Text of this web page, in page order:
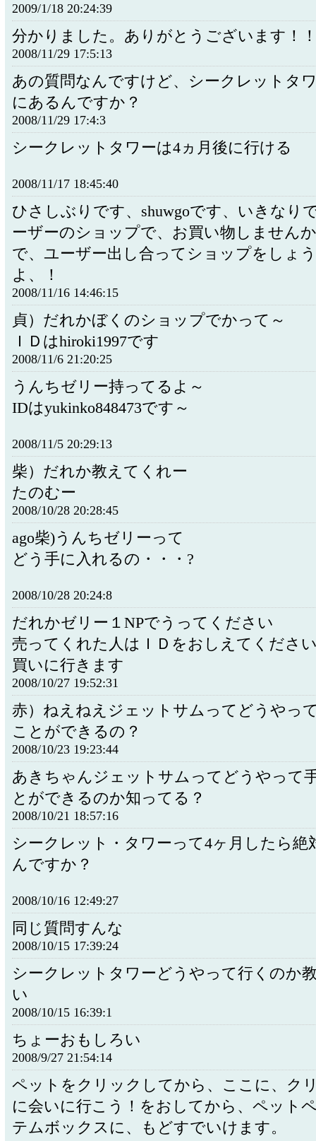
2009/1/18 20:24:39
分かりました。ありがとうございます！
2008/11/29 17:5:13
あの質問なんですけど、シークレットタ
にあるんですか？
2008/11/29 17:4:3
シークレットタワーは4ヵ月後に行ける
2008/11/17 18:45:40
ひさしぶりです、shuwgoです、いきなり
ーザーのショップで、お買い物しません
で、ユーザー出し合ってショップをしょ
よ、！
2008/11/16 14:46:15
貞）だれかぼくのショップでかって～
ＩＤはhiroki1997です
2008/11/6 21:20:25
うんちゼリー持ってるよ～
IDはyukinko848473です～
2008/11/5 20:29:13
柴）だれか教えてくれー
たのむー
2008/10/28 20:28:45
ago柴)うんちゼリーって
どう手に入れるの・・・?
2008/10/28 20:24:8
だれかゼリー１NPでうってください
売ってくれた人はＩＤをおしえてくださ
買いに行きます
2008/10/27 19:52:31
赤）ねえねえジェットサムってどうやっ
ことができるの？
2008/10/23 19:23:44
あきちゃんジェットサムってどうやって
とができるのか知ってる？
2008/10/21 18:57:16
シークレット・タワーって4ヶ月したら絶
んですか？
2008/10/16 12:49:27
同じ質問すんな
2008/10/15 17:39:24
シークレットタワーどうやって行くのか
い
2008/10/15 16:39:1
ちょーおもしろい
2008/9/27 21:54:14
ペットをクリックしてから、ここに、ク
に会いに行こう！をおしてから、ペット
テムボックスに、もどすでいけます。